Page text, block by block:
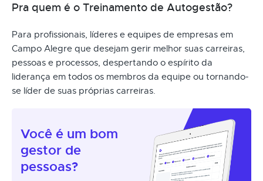
Pra quem é o Treinamento de Autogestão?
Para profissionais, líderes e equipes de empresas em
Campo Alegre que desejam gerir melhor suas carreiras,
pessoas e processos, despertando o espírito da
liderança em todos os membros da equipe ou tornando-
se líder de suas próprias carreiras.
Você é um bom
gestor de
pessoas?